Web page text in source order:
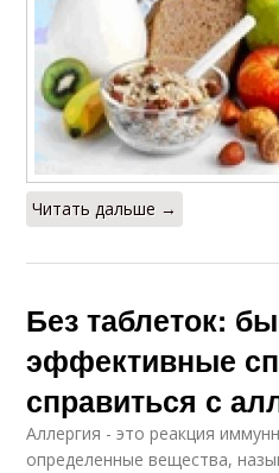
Читать дальше →
Без таблеток:
эффективные
справиться с
Аллергия - это реакция
определенные вещества,